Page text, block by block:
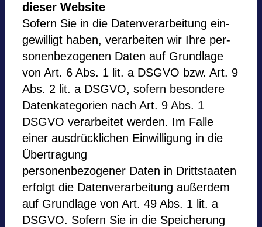
die­ser Web­site
Sofern Sie in die Daten­ver­ar­bei­tung ein­
ge­wil­ligt haben, ver­ar­bei­ten wir Ihre per­
so­nen­be­zo­ge­nen Daten auf Grund­lage
von Art. 6 Abs. 1 lit. a DSGVO bzw. Art. 9
Abs. 2 lit. a DSGVO, sofern beson­dere
Daten­ka­te­go­rien nach Art. 9 Abs. 1
DSGVO ver­ar­bei­tet wer­den. Im Falle
einer ausdrücklichen Ein­wil­li­gung in die
Über­tra­gung
per­so­nen­be­zo­ge­ner Daten in Dritt­staa­ten
erfolgt die Daten­ver­ar­bei­tung außer­dem
auf Grund­lage von Art. 49 Abs. 1 lit. a
DSGVO. Sofern Sie in die Spei­che­rung